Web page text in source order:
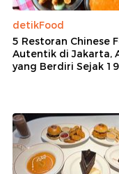
detikFood
5 Restoran Chinese
Autentik di Jakarta,
yang Berdiri Sejak